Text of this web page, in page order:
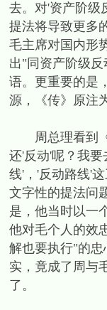
去。对'资产阶级
提法将导致更多
毛主席对国内形
出"同资产阶级
语。更重要的是
源，《传》原注
周总理看到《
还'反动'呢？我
线'，'反动路线'
文字性的提法问
是，他当时以一
他对毛个人的效
解也要执行"的
实，竟成了周与
了。